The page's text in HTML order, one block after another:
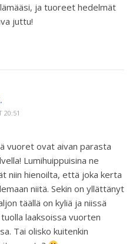
ja tuoreet hedelmät
juttu!
20:51
vuoret ovat aivan parasta
Lumihuippuisina ne
niin hienoilta, että joka kerta
niitä. Sekin on yllättänyt
täällä on kyliä ja niissä
laaksoissa vuorten
Tai olisko kuitenkin